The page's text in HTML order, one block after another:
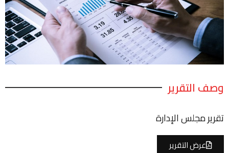
وصف التقرير
تقرير مجلس الإدارة
عرض التقرير